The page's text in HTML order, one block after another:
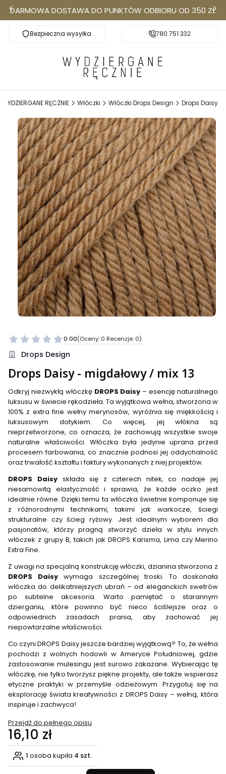
DARMOWA DOSTAWA DO PUNKTÓW ODBIORU OD 350 ZŁ
Bezpieczna wysyłkaDarmowa dostawa do Punktów Odbioru od
780 751 332
WYDZIERGANE RĘCZNIE Włóczki Włóczki Drops Design Drops Daisy
0.00(Oceny: 0 Recenzje: 0)
Przejdź do sekcji Opinie
Drops Design
Drops Daisy - migdałowy / mix 13
Odkryj niezwykłą włóczkę DROPS Daisy – esencję naturalnego
luksusu w świecie rękodzieła. Ta wyjątkowa wełna, stworzona w
100% z extra fine wełny merynosów, wyróżnia się miękkością i
luksusowym dotykiem. Co więcej, jej włókna są
nieprzetworzone, co oznacza, że zachowują wszystkie swoje
naturalne właściwości. Włóczka była jedynie uprana przed
procesem farbowania, co znacznie podnosi jej oddychalność
oraz trwałość kształtu i faktury wykonanych z niej projektów.
DROPS Daisyskłada się z czterech nitek, co nadaje jej
niesamowitą elastyczność i sprawia, że każde oczko jest
idealnie równe. Dzięki temu ta włóczka świetnie komponuje się
z różnorodnymi technikami, takimi jak warkocze, ściegi
strukturalne czy ścieg ryżowy. Jest idealnym wyborem dla
pasjonatów, którzy pragną stworzyć dzieła w stylu innych
włóczek z grupy B, takich jak DROPS Karisma, Lima czy Merino
Extra Fine.
Z uwagi na specjalną konstrukcję włóczki, dzianina stworzona z
DROPS Daisy wymaga szczególnej troski. To doskonała
włóczka do delikatniejszych ubrań – od eleganckich swetrów
po subtelne akcesoria. Warto pamiętać o starannym
dzierganiu, które powinno być nieco ściślejsze oraz o
odpowiednich zasadach prania, aby zachować jej
niepowtarzalne właściwości.
Co czyni DROPS Daisy jeszcze bardziej wyjątkową? To, że wełna
pochodzi z wolnych hodowli w Ameryce Południowej, gdzie
zastosowanie mulesingu jest surowo zakazane. Wybierając tę
włóczkę, nie tylko tworzysz piękne projekty, ale także wspierasz
etyczne praktyki w przemyśle odzieżowym. Przygotuj się na
eksplorację świata kreatywności z DROPS Daisy – wełną, która
inspiruje i zachwyca!
Przejdź do pełnego opisu
Cena
16,10 zł
1 osoba kupiła 4 szt.